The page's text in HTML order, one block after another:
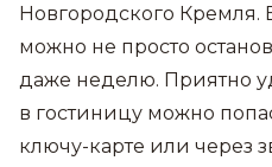
Новгородского Кремля.
можно не просто
даже неделю. Приятно
в гостиницу можно
ключу-карте или через